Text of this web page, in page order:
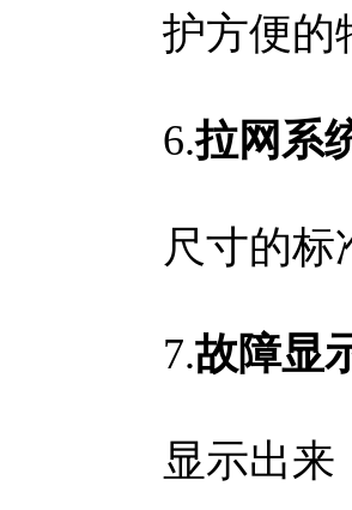
护方便的
6.拉网系
尺寸的标
7.故障显
显示出来